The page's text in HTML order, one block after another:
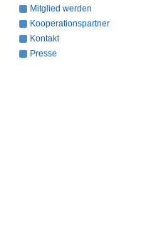
Mitglied werden
Kooperationspartner
Kontakt
Presse